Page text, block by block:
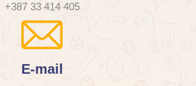
+387 33 414 405
E-mail